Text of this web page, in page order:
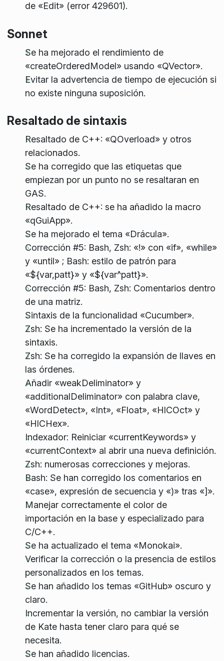
de «Edit» (error 429601).
Sonnet
Se ha mejorado el rendimiento de
«createOrderedModel» usando «QVector».
Evitar la advertencia de tiempo de ejecución si
no existe ninguna suposición.
Resaltado de sintaxis
Resaltado de C++: «QOverload» y otros
relacionados.
Se ha corregido que las etiquetas que
empiezan por un punto no se resaltaran en
GAS.
Resaltado de C++: se ha añadido la macro
«qGuiApp».
Se ha mejorado el tema «Drácula».
Corrección #5: Bash, Zsh: «!» con «if», «while»
y «until» ; Bash: estilo de patrón para
«${var,patt}» y «${var^patt}».
Corrección #5: Bash, Zsh: Comentarios dentro
de una matriz.
Sintaxis de la funcionalidad «Cucumber».
Zsh: Se ha incrementado la versión de la
sintaxis.
Zsh: Se ha corregido la expansión de llaves en
las órdenes.
Añadir «weakDeliminator» y
«additionalDeliminator» con palabra clave,
«WordDetect», «Int», «Float», «HlCOct» y
«HlCHex».
Indexador: Reiniciar «currentKeywords» y
«currentContext» al abrir una nueva definición.
Zsh: numerosas correcciones y mejoras.
Bash: Se han corregido los comentarios en
«case», expresión de secuencia y «)» tras «]».
Manejar correctamente el color de
importación en la base y especializado para
C/C++.
Se ha actualizado el tema «Monokai».
Verificar la corrección o la presencia de estilos
personalizados en los temas.
Se han añadido los temas «GitHub» oscuro y
claro.
Incrementar la versión, no cambiar la versión
de Kate hasta tener claro para qué se
necesita.
Se han añadido licencias.